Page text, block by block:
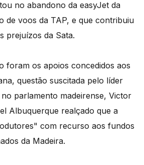
no abandono da easyJet da
de voos da TAP, e que contribuiu
prejuízos da Sata.
foram os apoios concedidos aos
questão suscitada pelo líder
parlamento madeirense, Victor
Albuquerque realçado que a
com recurso aos fundos
da Madeira.